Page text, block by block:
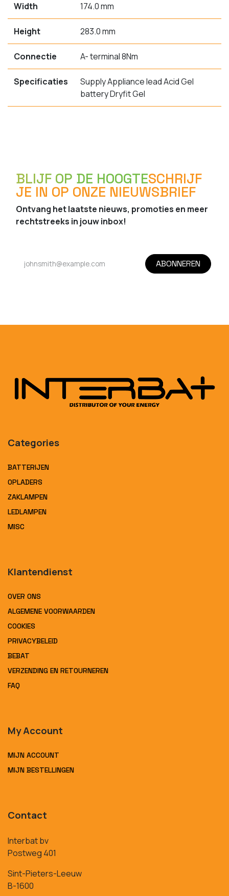
Width 174.0 mm
Height 283.0 mm
Connectie A- terminal 8Nm
Specificaties
Supply Appliance lead Acid Gel
battery Dryfit Gel
BLIJF OP DE HOOGTESCHRIJF
JE IN OP ONZE NIEUWSBRIEF
Ontvang het laatste nieuws, promoties en meer
rechtstreeks in jouw inbox!
ABONNEREN
Categories
BATTERIJEN
OPLADERS
ZAKLAMPEN
LEDLAMPEN
MISC
Klantendienst
OVER ONS
ALGEMENE VOORWAARDEN
COOKIES
PRIVACYBELEID
BEBAT
VERZENDING EN RETOURNEREN
FAQ
My Account
MIJN ACCOUNT
MIJN BESTELLINGEN
Contact
Interbat bv
Postweg 401
Sint-Pieters-Leeuw
B-1600